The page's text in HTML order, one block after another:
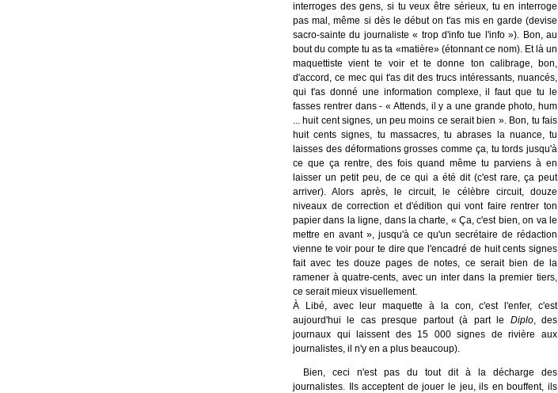
interroges des gens, si tu veux être sérieux, tu en interroge
pas mal, même si dès le début on t'as mis en garde (devise
sacro-sainte du journaliste « trop d'info tue l'info »). Bon, au
bout du compte tu as ta «matière» (étonnant ce nom). Et là un
maquettiste vient te voir et te donne ton calibrage, bon,
d'accord, ce mec qui t'as dit des trucs intéressants, nuancés,
qui t'as donné une information complexe, il faut que tu le
fasses rentrer dans - « Attends, il y a une grande photo, hum
... huit cent signes, un peu moins ce serait bien ». Bon, tu fais
huit cents signes, tu massacres, tu abrases la nuance, tu
laisses des déformations grosses comme ça, tu tords jusqu'à
ce que ça rentre, des fois quand même tu parviens à en
laisser un petit peu, de ce qui a été dit (c'est rare, ça peut
arriver). Alors après, le circuit, le célèbre circuit, douze
niveaux de correction et d'édition qui vont faire rentrer ton
papier dans la ligne, dans la charte, « Ça, c'est bien, on va le
mettre en avant », jusqu'à ce qu'un secrétaire de rédaction
vienne te voir pour te dire que l'encadré de huit cents signes
fait avec tes douze pages de notes, ce serait bien de la
ramener à quatre-cents, avec un inter dans la premier tiers,
ce serait mieux visuellement.
À Libé, avec leur maquette à la con, c'est l'enfer, c'est
aujourd'hui le cas presque partout (à part le Diplo, des
journaux qui laissent des 15 000 signes de rivière aux
journalistes, il n'y en a plus beaucoup).
Bien, ceci n'est pas du tout dit à la décharge des
journalistes. Ils acceptent de jouer le jeu, ils en bouffent, ils